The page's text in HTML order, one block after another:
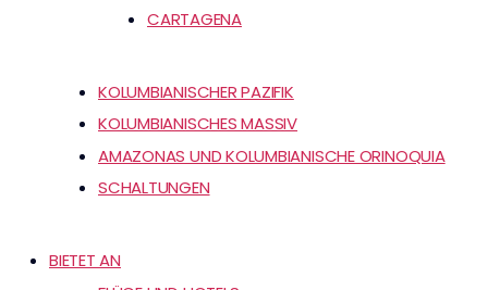
CARTAGENA
KOLUMBIANISCHER PAZIFIK
KOLUMBIANISCHES MASSIV
AMAZONAS UND KOLUMBIANISCHE ORINOQUIA
SCHALTUNGEN
BIETET AN